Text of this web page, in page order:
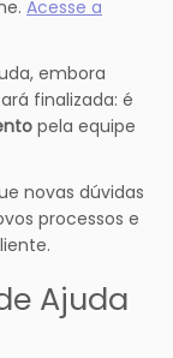
Acesse a
embora
finalizada: é
pela equipe
novas dúvidas
processos e
Ajuda